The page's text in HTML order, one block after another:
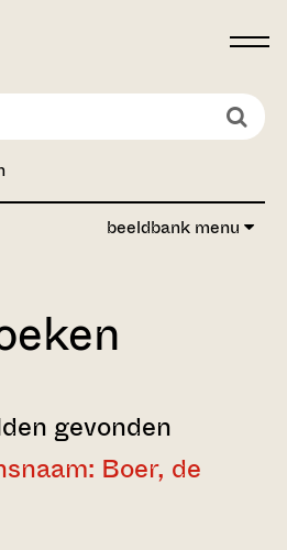
beeldbank menu
gevonden
Boer, de